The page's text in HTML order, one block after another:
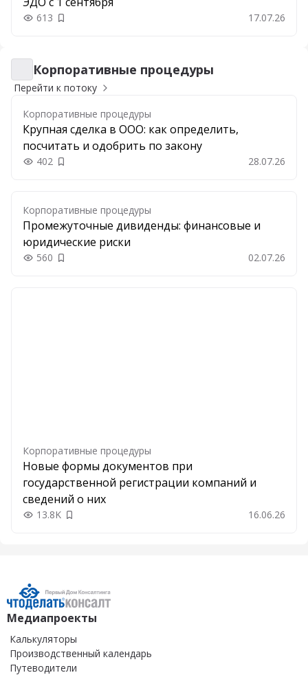
613 Добавить в закладки 17.07.26
Корпоративные процедуры
Корпоративные процедуры
Перейти к потоку
Корпоративные процедуры
Крупная сделка в ООО: как определить,
посчитать и одобрить по закону
402 Добавить в закладки 28.07.26
Корпоративные процедуры
Промежуточные дивиденды: финансовые и
юридические риски
560 Добавить в закладки 02.07.26
Корпоративные процедуры
Новые формы документов при
государственной регистрации компаний и
сведений о них
13.8K Добавить в закладки 16.06.26
Медиапроекты
Калькуляторы
Производственный календарь
Путеводители